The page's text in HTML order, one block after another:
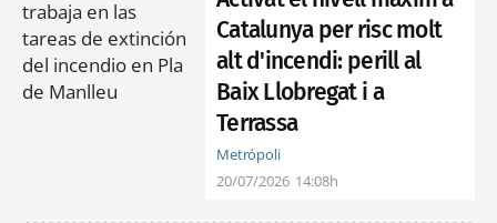
Catalunya per risc molt
alt d'incendi: perill al
Baix Llobregat i a
Terrassa
Metrópoli
20/07/2026 14:08h